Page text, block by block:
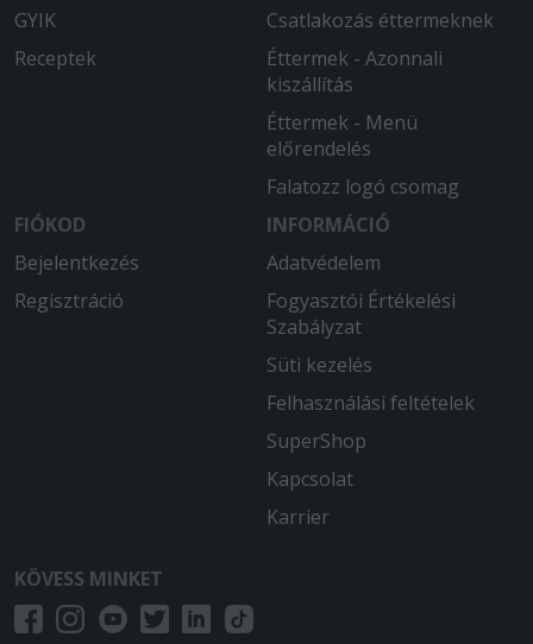
GYIK
Receptek
Csatlakozás éttermeknek
Éttermek - Azonnali
kiszállítás
Éttermek - Menü
előrendelés
Falatozz logó csomag
FIÓKOD
Bejelentkezés
Regisztráció
INFORMÁCIÓ
Adatvédelem
Fogyasztói Értékelési
Szabályzat
Süti kezelés
Felhasználási feltételek
SuperShop
Kapcsolat
Karrier
KÖVESS MINKET